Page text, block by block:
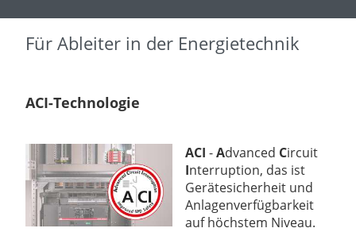
Für Ableiter in der Energietechnik
ACI-Technologie
ACI -Advanced Circuit
Interruption, das ist
Gerätesicherheit und
Anlagenverfügbarkeit
auf höchstem Niveau.